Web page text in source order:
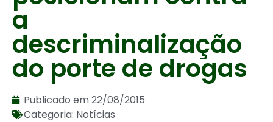
a
descriminalização
do porte de drogas
Publicado em22/08/2015
Categoria: Notícias